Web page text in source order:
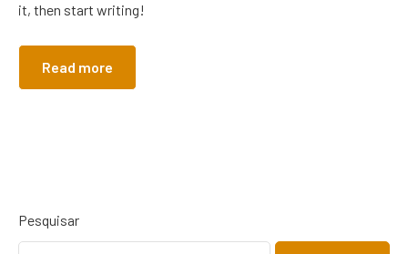
it, then start writing!
Read more
Pesquisar